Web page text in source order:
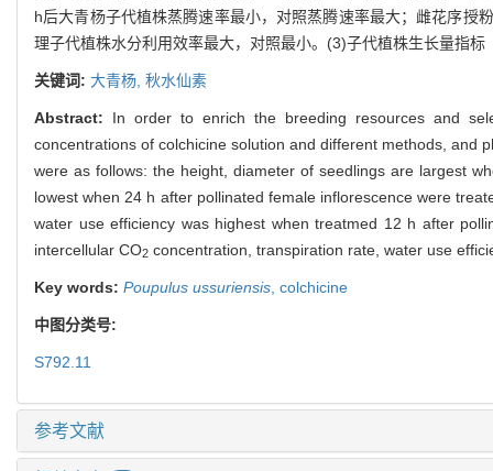
h后大青杨子代植株蒸腾速率最小，对照蒸腾速率最大；雌花序
理子代植株水分利用效率最大，对照最小。(3)子代植株生长量指
关键词: 大青杨, 秋水仙素
Abstract: In order to enrich the breeding resources and
concentrations of colchicine solution and different methods, and
were as follows: the height, diameter of seedlings are largest
lowest when 24 h after pollinated female inflorescence were
water use efficiency was highest when treatmed 12 h after
intercellular CO2 concentration, transpiration rate, water use
Key words: Poupulus ussuriensis colchicine
中图分类号:
S792.11
参考文献